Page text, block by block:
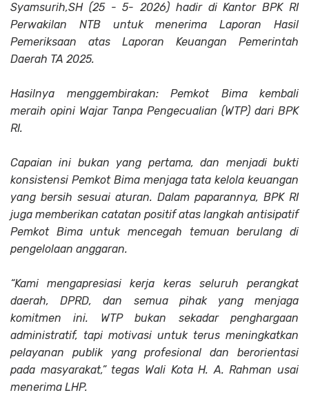
Syamsurih,SH (25 - 5- 2026) hadir di Kantor BPK RI
Perwakilan NTB untuk menerima Laporan Hasil
Pemeriksaan atas Laporan Keuangan Pemerintah
Daerah TA 2025.
Hasilnya menggembirakan: Pemkot Bima kembali
meraih opini Wajar Tanpa Pengecualian (WTP) dari BPK
RI.
Capaian ini bukan yang pertama, dan menjadi bukti
konsistensi Pemkot Bima menjaga tata kelola keuangan
yang bersih sesuai aturan. Dalam paparannya, BPK RI
juga memberikan catatan positif atas langkah antisipatif
Pemkot Bima untuk mencegah temuan berulang di
pengelolaan anggaran.
“Kami mengapresiasi kerja keras seluruh perangkat
daerah, DPRD, dan semua pihak yang menjaga
komitmen ini. WTP bukan sekadar penghargaan
administratif, tapi motivasi untuk terus meningkatkan
pelayanan publik yang profesional dan berorientasi
pada masyarakat,” tegas Wali Kota H. A. Rahman usai
menerima LHP.